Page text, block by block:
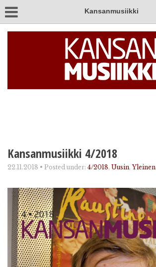
Kansanmusiikki
Kansanmusiikki 4/2018
22.11.2018 • Posted under: 4/2018, Uusin, Yleinen